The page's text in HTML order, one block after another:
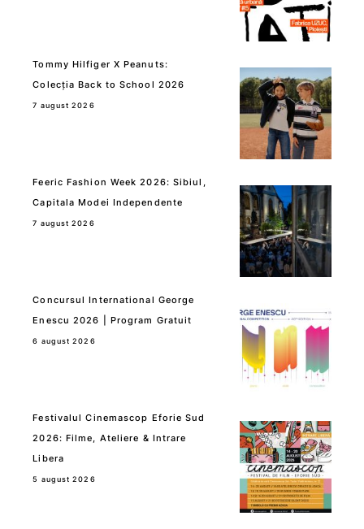
Tommy Hilfiger X Peanuts:
Colecția Back to School 2026
7 august 2026
Feeric Fashion Week 2026: Sibiul,
Capitala Modei Independente
7 august 2026
Concursul International George
Enescu 2026 | Program Gratuit
6 august 2026
Festivalul Cinemascop Eforie Sud
2026: Filme, Ateliere & Intrare
Libera
5 august 2026